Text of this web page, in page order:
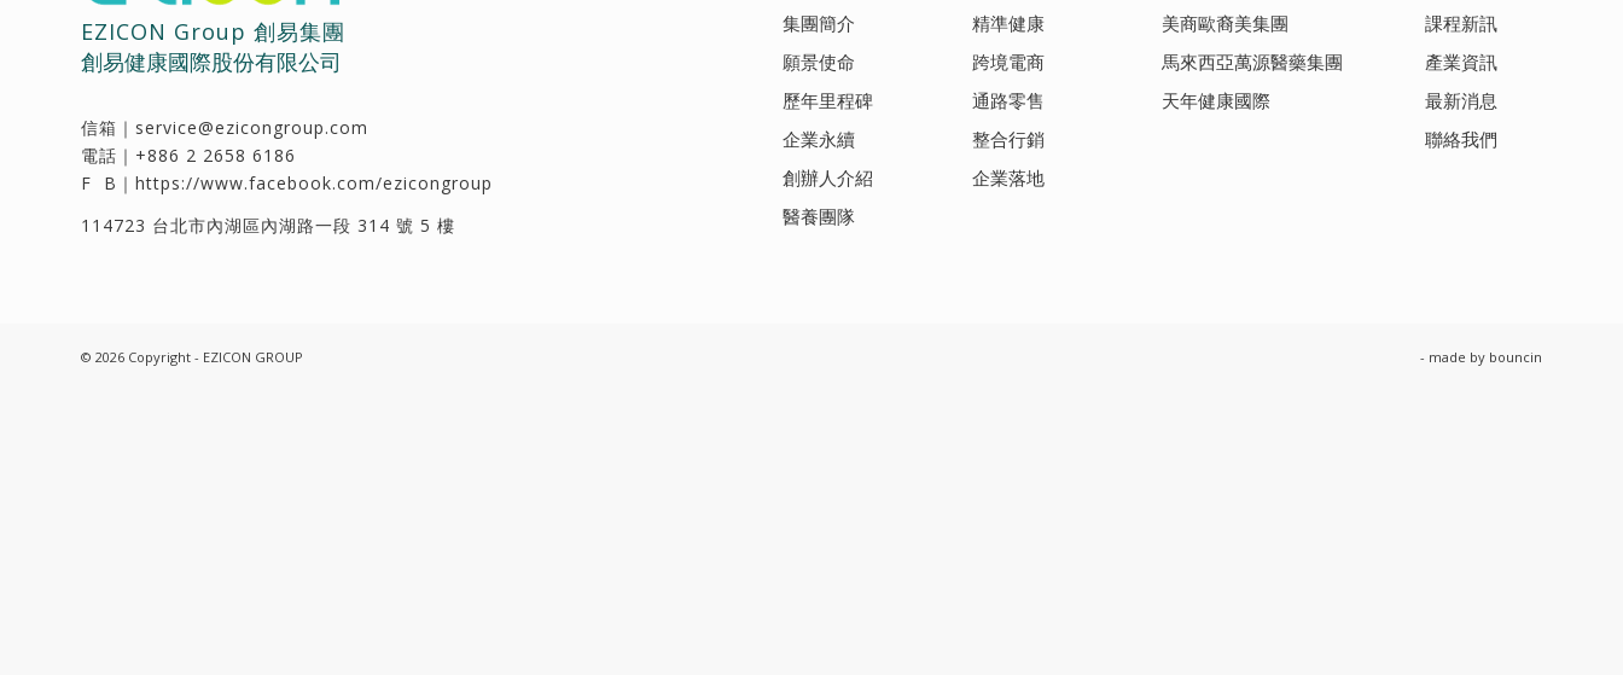
EZICON Group 創易集團
創易健康國際股份有限公司
信箱｜ service@ezicongroup.com
電話｜ +886 2 2658 6186
F B｜ https://www.facebook.com/ezicongroup
114723 台北市內湖區內湖路一段 314 號 5 樓
集團簡介
願景使命
歷年里程碑
企業永續
創辦人介紹
醫養團隊
精準健康
跨境電商
通路零售
整合行銷
企業落地
美商歐裔美集團
馬來西亞萬源醫藥集團
天年健康國際
課程新訊
產業資訊
最新消息
聯絡我們
© 2026 Copyright - EZICON GROUP - made by bouncin